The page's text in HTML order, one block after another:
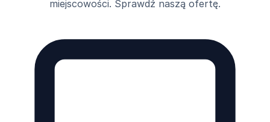
miejscowości. Sprawdź naszą ofertę.